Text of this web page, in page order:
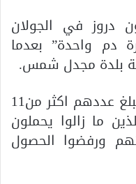
دروز في الجولان
دم واحدة” بعدما
بلدة مجدل شمس.
وسكان مجدل شمس الذين يبلغ عددهم اكثر من11
ما زالوا يحملون
ورفضوا الحصول